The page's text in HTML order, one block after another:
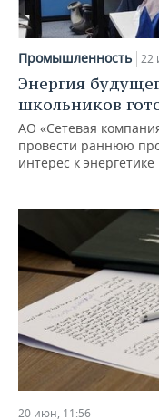
Промышленность 22
Энергия
школьников
АО «Сетевая
провести раннюю
интерес к энергетике
20 июн, 11:56